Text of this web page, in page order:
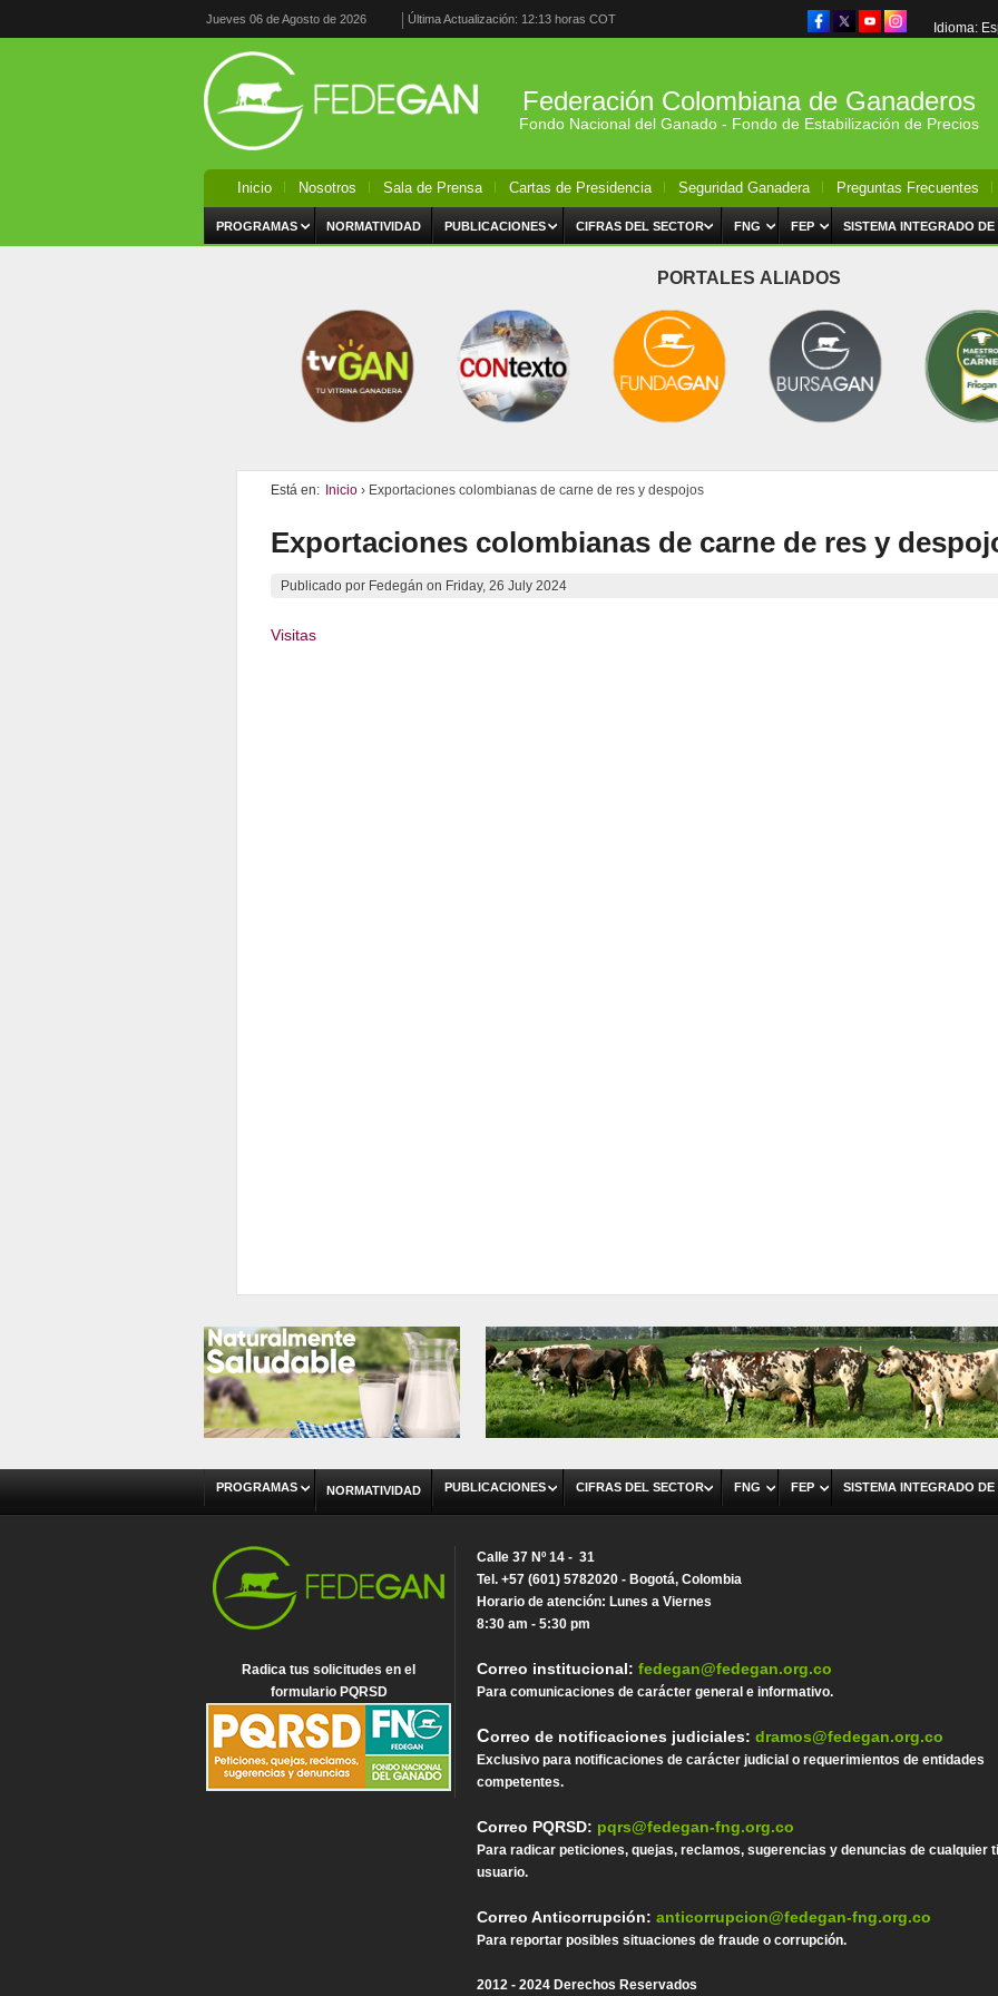
Jueves 06 de Agosto de 2026 Última Actualización: 12:13 horas COT
Idioma:
Federación Colombiana de Ganaderos
Fondo Nacional del Ganado - Fondo de Estabilización de Precios
Inicio Nosotros Sala de Prensa Cartas de Presidencia Seguridad Ganadera Preguntas Frecuentes
PROGRAMAS NORMATIVIDAD PUBLICACIONES CIFRAS DEL SECTOR FNG FEP SISTEMA INTEGRADO DE
PORTALES ALIADOS
Está en: Inicio › Exportaciones colombianas de carne de res y despojos
Exportaciones colombianas de carne de res y
Publicado por Fedegán on Friday, 26 July 2024
Visitas
PROGRAMAS NORMATIVIDAD PUBLICACIONES CIFRAS DEL SECTOR FNG FEP SISTEMA INTEGRADO DE
Radica tus solicitudes en el
formulario PQRSD
Calle 37 Nº 14 - 31
Tel. +57 (601) 5782020 - Bogotá, Colombia
Horario de atención: Lunes a Viernes
8:30 am - 5:30 pm
Correo institucional:fedegan@fedegan.org.co
Para comunicaciones de carácter general e informativo.
Correo de notificaciones judiciales:dramos@fedegan.org.co
Exclusivo para notificaciones de carácter judicial o requerimientos de entidades
competentes.
Correo PQRSD: pqrs@fedegan-fng.org.co
Para radicar peticiones, quejas, reclamos, sugerencias y denuncias de cualquier
usuario.
Correo Anticorrupción:anticorrupcion@fedegan-fng.org.co
Para reportar posibles situaciones de fraude o corrupción.
2012 - 2024 Derechos Reservados